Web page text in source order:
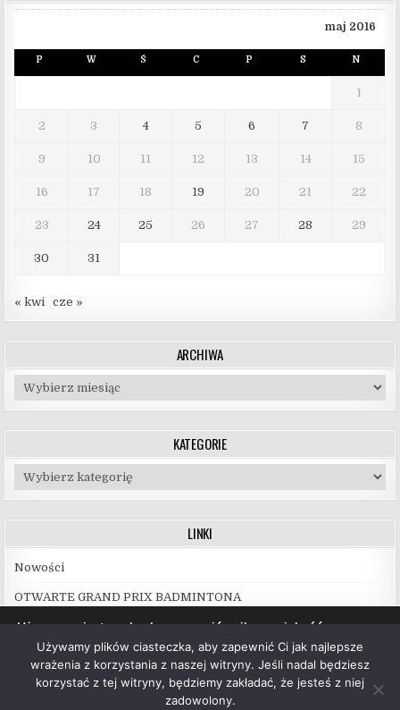
maj 2016
P W Ś C P S N
1
2 3 4 5 6 7 8
9 10 11 12 13 14 15
16 17 18 19 20 21 22
23 24 25 26 27 28 29
30 31
« kwi cze »
ARCHIWA
Archiwa
KATEGORIE
Kategorie
LINKI
Nowości
OTWARTE GRAND PRIX BADMINTONA
Używamy ciasteczek, aby zapewnić najlepszą jakość
korzystania z naszej witryny.
Więcej informacji na temat plików ciasteczka, których
używamy, oraz możliwości ich wyłączenia znajdziesz w
ustawieniach.
Używamy plików ciasteczka, aby zapewnić Ci jak najlepsze
wrażenia z korzystania z naszej witryny. Jeśli nadal będziesz
korzystać z tej witryny, będziemy zakładać, że jesteś z niej
zadowolony.